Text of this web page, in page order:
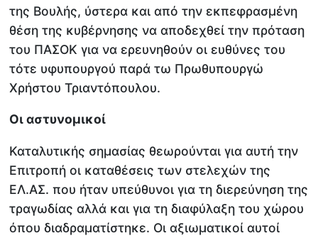
της Βουλής, ύστερα και από την εκπεφρασμένη
θέση της κυβέρνησης να αποδεχθεί την πρόταση
του ΠΑΣΟΚ για να ερευνηθούν οι ευθύνες του
τότε υφυπουργού παρά τω Πρωθυπουργώ
Χρήστου Τριαντόπουλου.
Οι αστυνομικοί
Καταλυτικής σημασίας θεωρούνται για αυτή την
Επιτροπή οι καταθέσεις των στελεχών της
ΕΛ.ΑΣ. που ήταν υπεύθυνοι για τη διερεύνηση της
τραγωδίας αλλά και για τη διαφύλαξη του χώρου
όπου διαδραματίστηκε. Οι αξιωματικοί αυτοί